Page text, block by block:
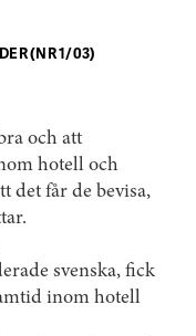
(NR 1/03)
och att
hotell och
det får de bevisa,
svenska, fick
inom hotell